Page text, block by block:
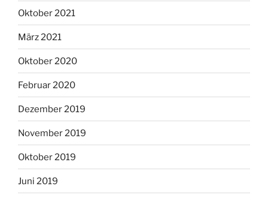
Oktober 2021
März 2021
Oktober 2020
Februar 2020
Dezember 2019
November 2019
Oktober 2019
Juni 2019